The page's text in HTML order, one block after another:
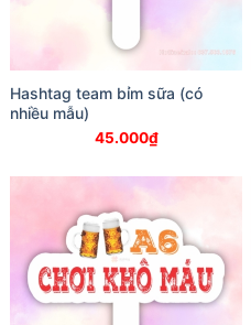
Hashtag team bỉm sữa (có
nhiều mẫu)
45.000₫